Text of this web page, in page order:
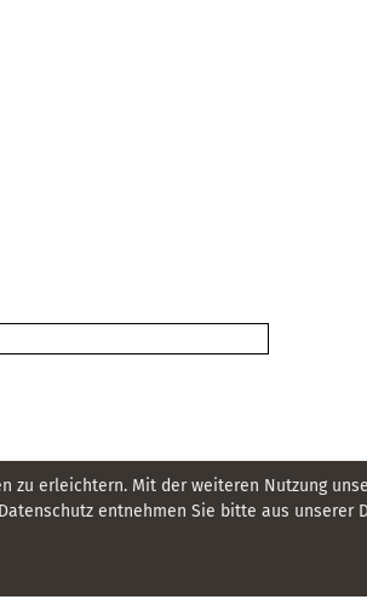
zu erleichtern. Mit der weiteren Nutzung
entnehmen Sie bitte aus unserer